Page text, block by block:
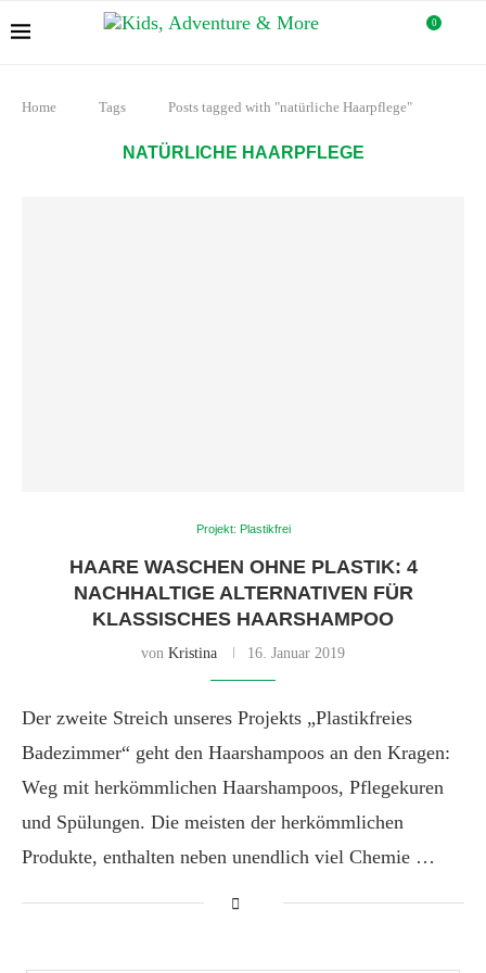
0
Home Tags Posts tagged with "natürliche Haarpflege"
NATÜRLICHE HAARPFLEGE
Projekt: Plastikfrei
HAARE WASCHEN OHNE PLASTIK: 4
NACHHALTIGE ALTERNATIVEN FÜR
KLASSISCHES HAARSHAMPOO
von Kristina 16. Januar 2019
Der zweite Streich unseres Projekts „Plastikfreies
Badezimmer“ geht den Haarshampoos an den Kragen:
Weg mit herkömmlichen Haarshampoos, Pflegekuren
und Spülungen. Die meisten der herkömmlichen
Produkte, enthalten neben unendlich viel Chemie …